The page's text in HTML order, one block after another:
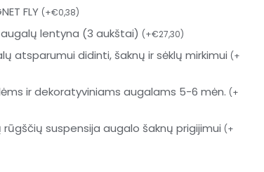
FLY (+€0,38)
lentyna (3 aukštai) (+€27,30)
atsparumui didinti, šaknų ir sėklų mirkimui (+
ir dekoratyviniams augalams 5-6 mėn. (+
rūgščių suspensija augalo šaknų prigijimui (+